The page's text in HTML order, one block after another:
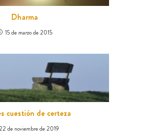
Dharma
15 de marzo de 2015
cuestión de certeza
22 de noviembre de 2019